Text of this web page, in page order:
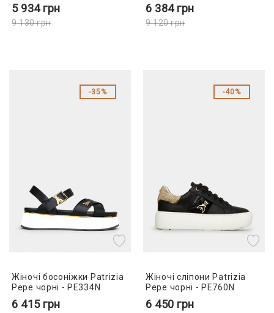
5 934грн
9 130грн
6 384грн
9 120грн
35%
Жіночі босоніжки Patrizia
Pepe чорні - PE334N
6 415 грн
40%
Жіночі сліпони Patrizia
Pepe чорні - PE760N
6 450 грн